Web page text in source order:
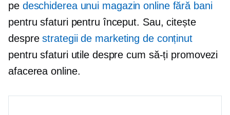
pe deschiderea unui magazin online fără bani
pentru sfaturi pentru început. Sau, citește
desprestrategii de marketing de conținut
pentru sfaturi utile despre cum să-ți promovezi
afacerea online.